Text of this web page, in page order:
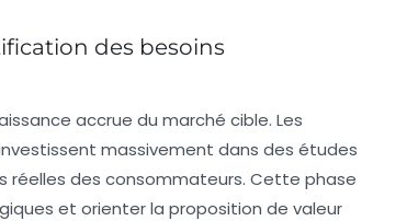
des besoins
accrue du marché cible. Les
massivement dans des études
des consommateurs. Cette phase
et orienter la proposition de valeur